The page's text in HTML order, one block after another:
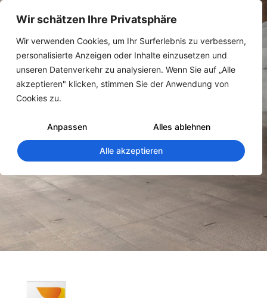
Wir schätzen Ihre Privatsphäre
Wir verwenden Cookies, um Ihr Surferlebnis zu verbessern,
personalisierte Anzeigen oder Inhalte einzusetzen und
unseren Datenverkehr zu analysieren. Wenn Sie auf „Alle
akzeptieren" klicken, stimmen Sie der Anwendung von
Cookies zu.
Anpassen Alles ablehnen
Alle akzeptieren